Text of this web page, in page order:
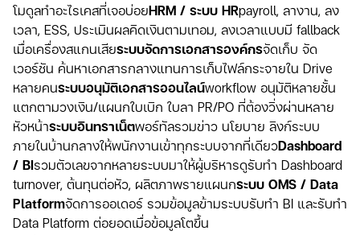
โมดูลทำอะไรเคสที่เจอบ่อยHRM / ระบบ HRpayroll, ลางาน, ลง
เวลา, ESS, ประเมินผลคิดเงินตามเทอม, ลงเวลาแบบมี fallback
เมื่อเครื่องสแกนเสียระบบจัดการเอกสารองค์กรจัดเก็บ จัด
เวอร์ชัน ค้นหาเอกสารกลางแทนการเก็บไฟล์กระจายใน Drive
หลายคนระบบอนุมัติเอกสารออนไลน์workflow อนุมัติหลายชั้น
แตกตามวงเงิน/แผนกใบเบิก ใบลา PR/PO ที่ต้องวิ่งผ่านหลาย
หัวหน้าระบบอินทราเน็ตพอร์ทัลรวมข่าว นโยบาย ลิงก์ระบบ
ภายในบ้านกลางให้พนักงานเข้าทุกระบบจากที่เดียวDashboard
/ BIรวมตัวเลขจากหลายระบบมาให้ผู้บริหารดูรับทำ Dashboard
turnover, ต้นทุนต่อหัว, ผลิตภาพรายแผนกระบบ OMS / Data
Platformจัดการออเดอร์ รวมข้อมูลข้ามระบบรับทำ BI และรับทำ
Data Platform ต่อยอดเมื่อข้อมูลโตขึ้น